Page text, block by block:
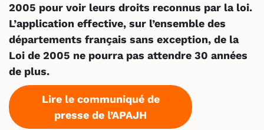
2005 pour voir leurs droits reconnus par la loi.
L’application effective, sur l’ensemble des
départements français sans exception, de la
Loi de 2005 ne pourra pas attendre 30 années
de plus.
Lire le communiqué de
presse de l’APAJH